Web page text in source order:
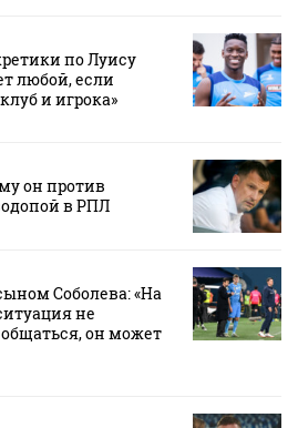
по Луису
любой, если
и игрока»
он против
в РПЛ
Соболева: «На
не
он может